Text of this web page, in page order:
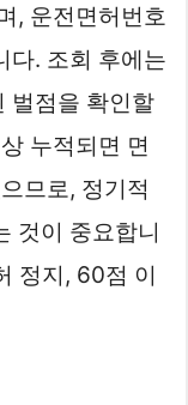
, 운전면허번호
다. 조회 후에는
벌점을 확인할
누적되면 면
므로, 정기적
것이 중요합니
정지, 60점 이